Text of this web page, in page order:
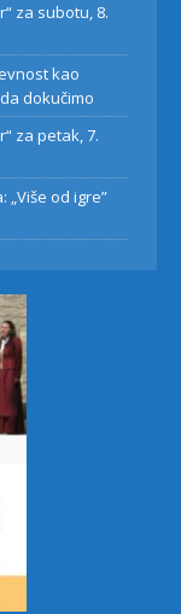
za subotu, 8.
kao
dokučimo
za petak, 7.
od igre”